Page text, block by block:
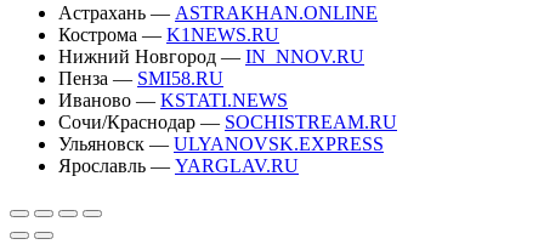
Астрахань — ASTRAKHAN.ONLINE
Кострома — K1NEWS.RU
Нижний Новгород — IN_NNOV.RU
Пенза — SMI58.RU
Иваново — KSTATI.NEWS
Сочи/Краснодар — SOCHISTREAM.RU
Ульяновск — ULYANOVSK.EXPRESS
Ярославль — YARGLAV.RU